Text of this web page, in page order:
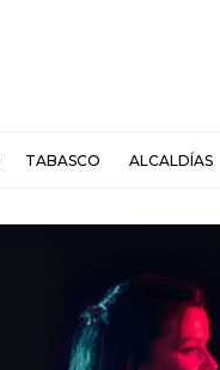
TABASCO ALCALDÍAS